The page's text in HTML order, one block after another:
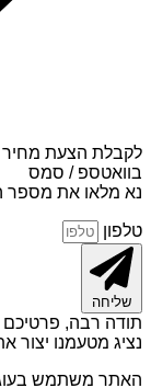
לקבלת הצעת
בוואטספ / סמס
נא מלאו את מספר
טלפון
שליחה
תודה רבה, פרטיכם
נציג מטעמנו